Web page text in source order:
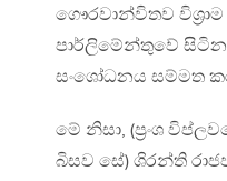
ගෞරවාන්විතව
පාර්ලිමේන්තුවේ සිටින
සංශෝධනය සම්මත
මේ නිසා, (ප‍්‍රංශ
බිසව සේ) ශිරන්ති